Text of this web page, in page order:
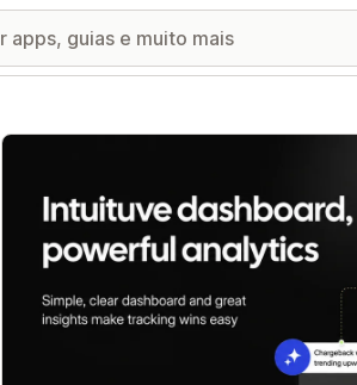
Galeria de imagens em destaque